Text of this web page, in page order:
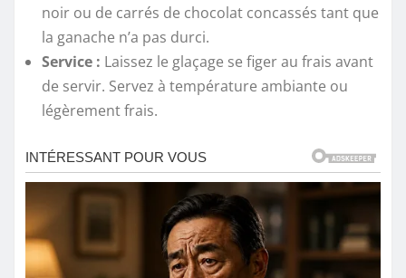
noir ou de carrés de chocolat concassés tant que
la ganache n’a pas durci.
Service : Laissez le glaçage se figer au frais avant
de servir. Servez à température ambiante ou
légèrement frais.